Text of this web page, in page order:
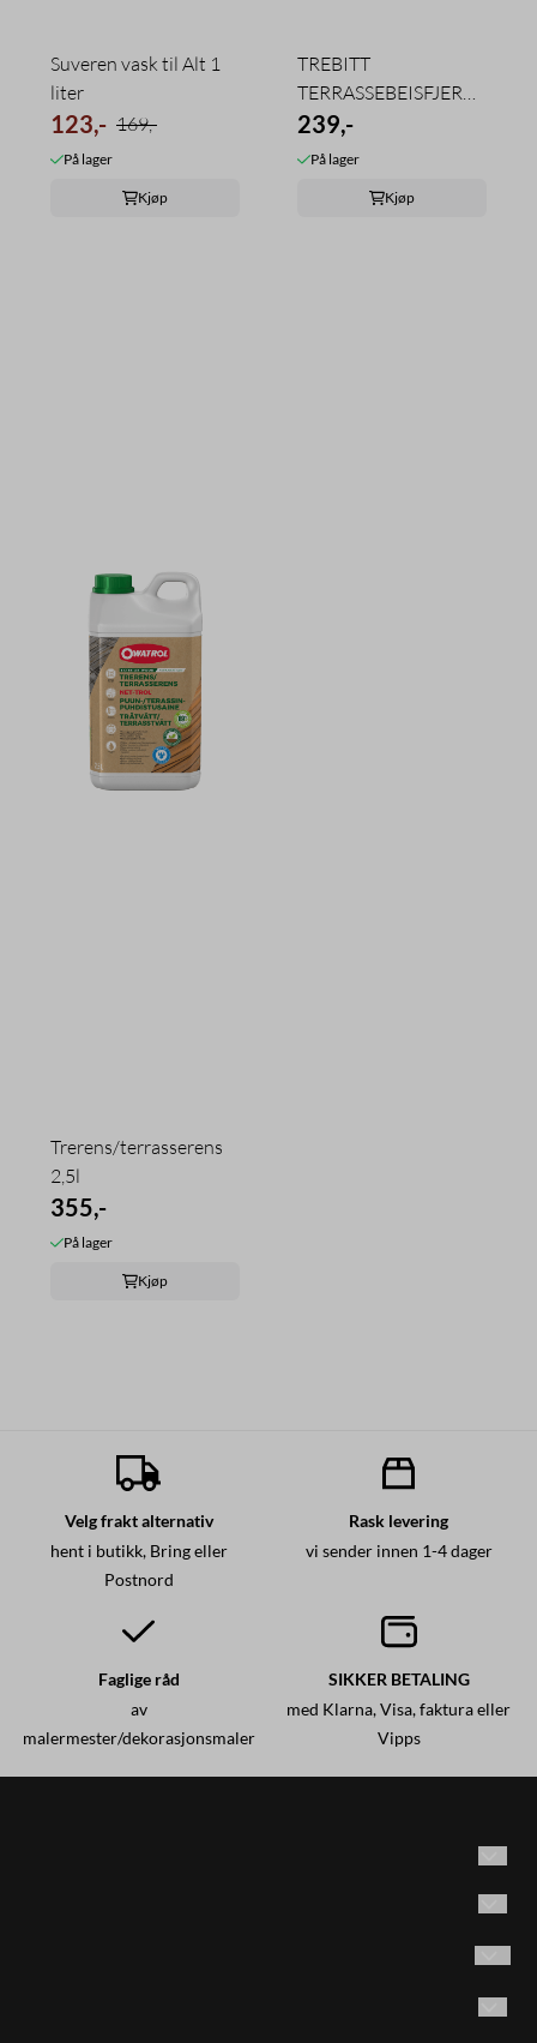
Suveren vask til Alt 1
liter
123,- 169,-
På lager
Kjøp
TREBITT
TERRASSEBEISFJERNER
4L JOTUN
239,-
På lager
Kjøp
Trerens/terrasserens
2,5l
355,-
På lager
Kjøp
Velg frakt alternativ
hent i butikk, Bring eller
Postnord
Rask levering
vi sender innen 1-4 dager
Faglige råd
av
malermester/dekorasjonsmaler
SIKKER BETALING
med Klarna, Visa, faktura eller
Vipps